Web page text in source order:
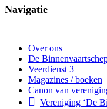
Navigatie
Over ons
De
Veerdienst 3
Magazines / boeken
Canon van
Vereniging ‘De